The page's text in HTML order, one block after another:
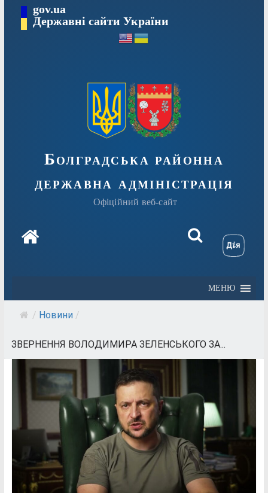
Перейтиgov.ua
Державні сайти України
Болградська районна
державна адміністрація
Офіційний веб-сайт
МЕНЮ
/ Новини /
ЗВЕРНЕННЯ ВОЛОДИМИРА ЗЕЛЕНСЬКОГО ЗА...